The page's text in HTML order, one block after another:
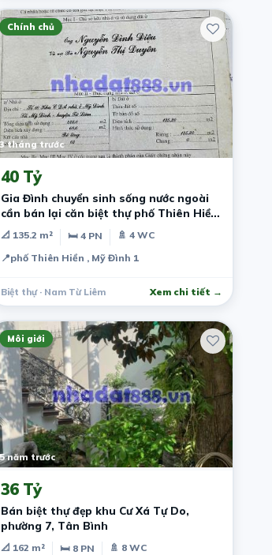
7, Hồ Chí Minh, Vietnam
Chính chủ
3 tháng trước
40 Tỷ
Gia Đình chuyển sinh sống nước ngoài
cần bán lại căn biệt thự phố Thiên Hiền
MĐ
📐 135.2 m² 🛏 4 PN
🚿 4 WC
📍phố Thiên Hiền , Mỹ Đình 1
Biệt thự · Nam Từ Liêm Xem chi tiết →
Rịa - Vũng Tàu, Việt Nam
Môi giới
năm trước
36 Tỷ
Bán biệt thự đẹp khu Cư Xá Tự Do,
phường 7, Tân Bình
📐 162 m² 🛏 8 PN
🚿 8 WC